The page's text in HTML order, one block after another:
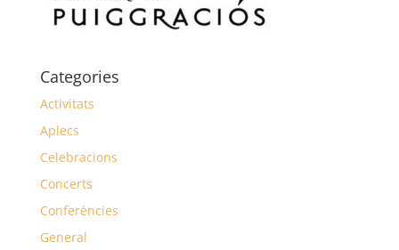
Categories
Activitats
Aplecs
Celebracions
Concerts
Conferències
General